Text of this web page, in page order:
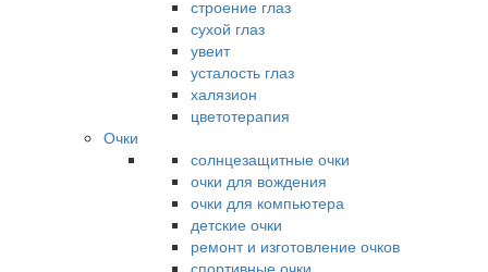
строение глаз
сухой глаз
увеит
усталость глаз
халязион
цветотерапия
Очки
солнцезащитные очки
очки для вождения
очки для компьютера
детские очки
ремонт и изготовление очков